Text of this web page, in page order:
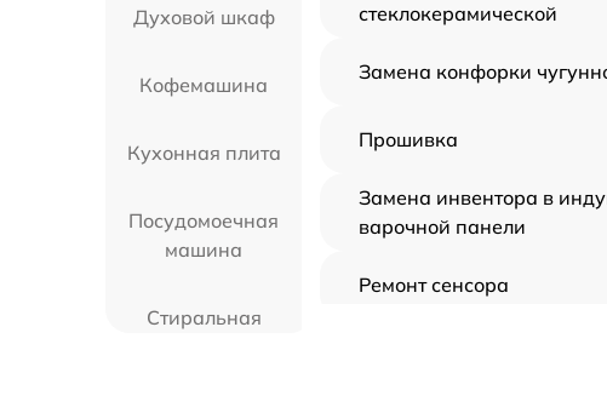
Духовой шкаф
Кофемашина
Кухонная плита
Посудомоечная
машина
Стиральная
стеклокерамической
Замена конфорки
Прошивка
Замена инвентора в
варочной панели
Ремонт сенсора